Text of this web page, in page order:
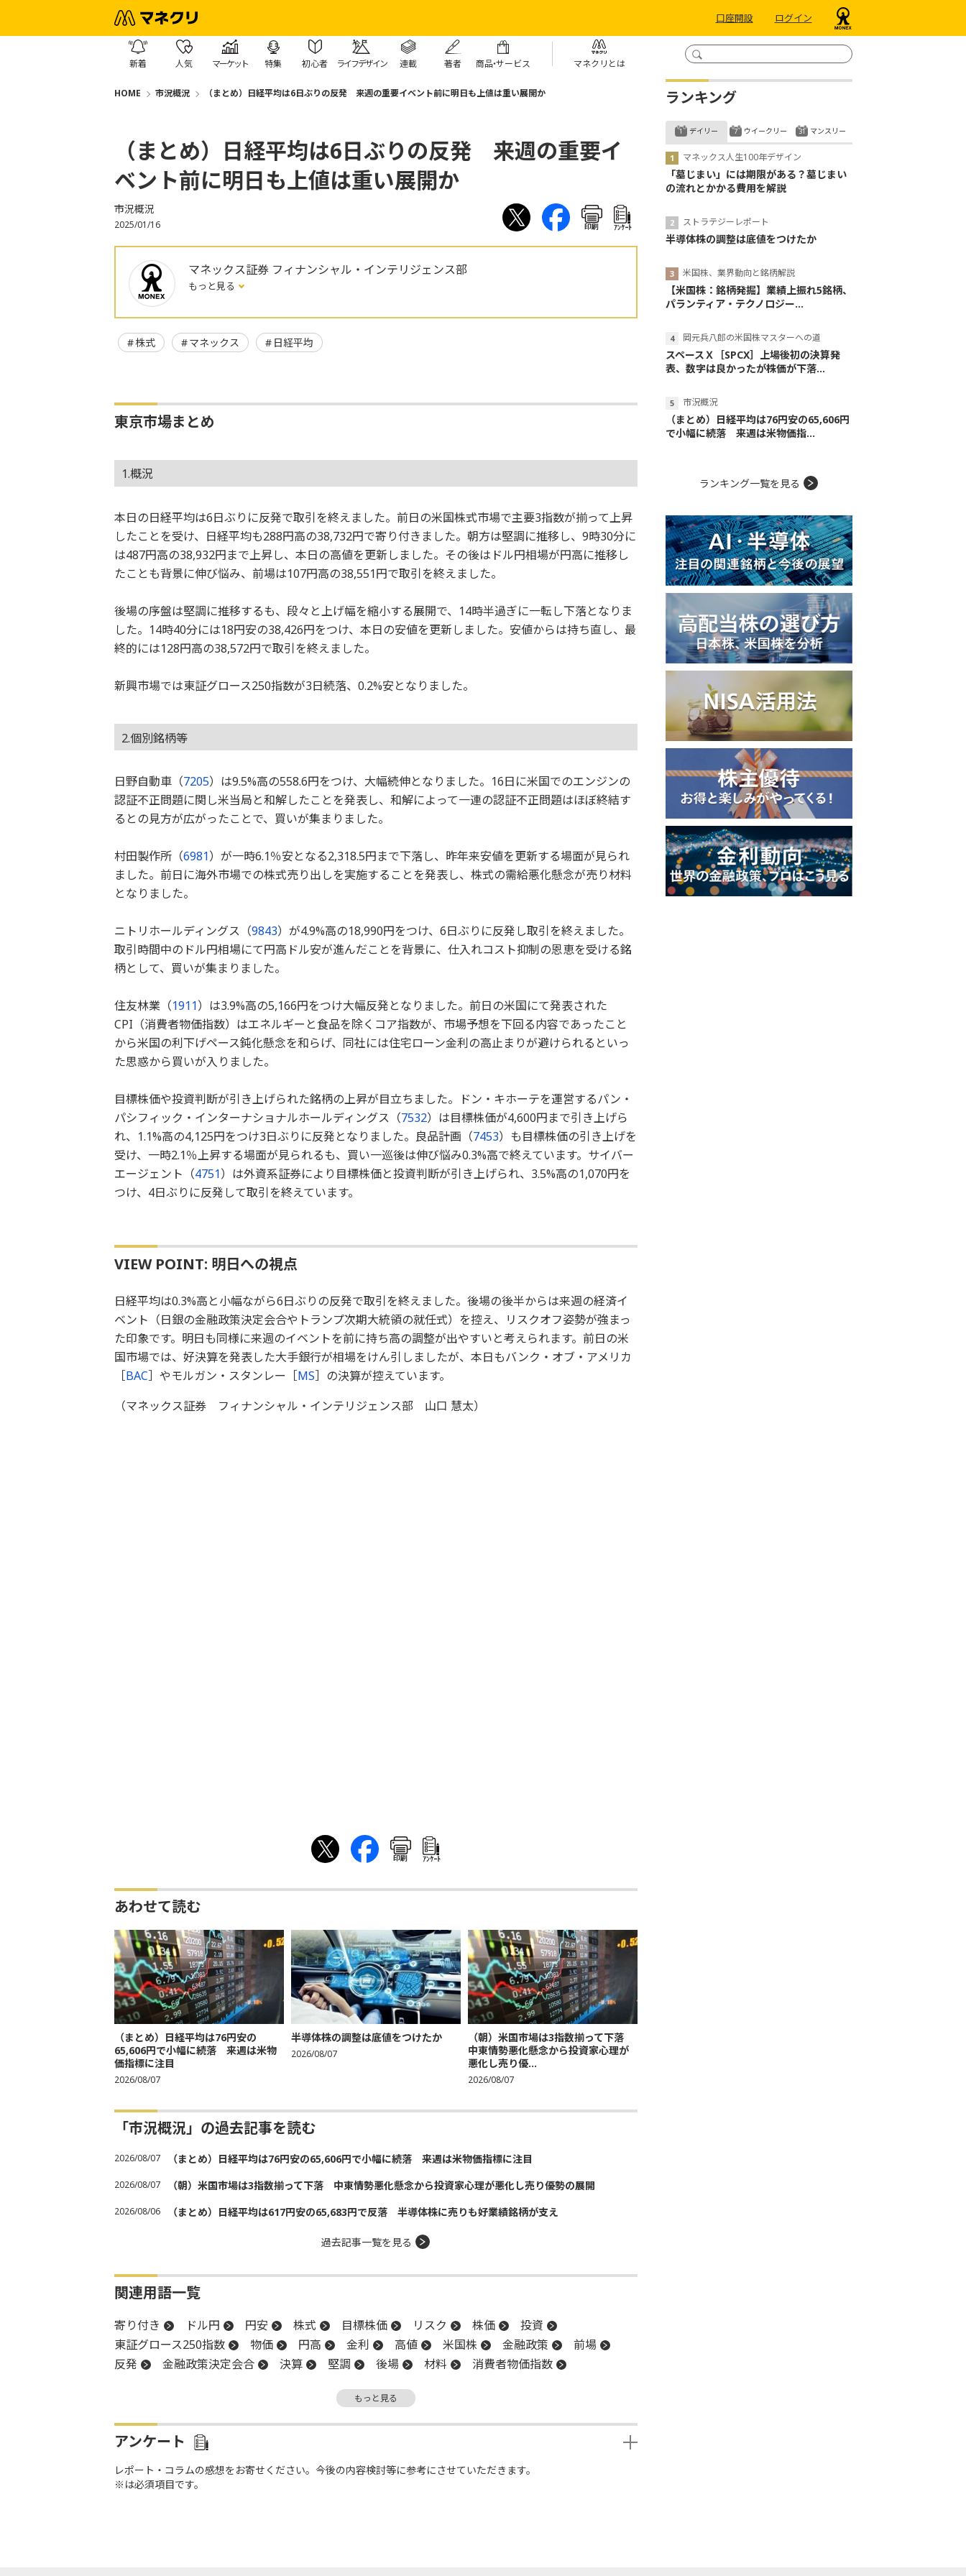
口座開設 ログイン
新着 人気 マーケット 特集 初心者 ライフデザイン 連載 著者 商品・サービス マネクリとは
HOME 市況概況 （まとめ）日経平均は6日ぶりの反発 来週の重要イベント前に明日も上値は重い展開か
（まとめ）日経平均は6日ぶりの反発 来週の重要イ
ベント前に明日も上値は重い展開か
市況概況
2025/01/16 印刷 ｱﾝｹｰﾄ
マネックス証券 フィナンシャル・インテリジェンス部
もっと見る
株式 マネックス 日経平均
東京市場まとめ
1.概況
本日の日経平均は6日ぶりに反発で取引を終えました。前日の米国株式市場で主要3指数が揃って上昇
したことを受け、日経平均も288円高の38,732円で寄り付きました。朝方は堅調に推移し、9時30分に
は487円高の38,932円まで上昇し、本日の高値を更新しました。その後はドル円相場が円高に推移し
たことも背景に伸び悩み、前場は107円高の38,551円で取引を終えました。
後場の序盤は堅調に推移するも、段々と上げ幅を縮小する展開で、14時半過ぎに一転し下落となりま
した。14時40分には18円安の38,426円をつけ、本日の安値を更新しました。安値からは持ち直し、最
終的には128円高の38,572円で取引を終えました。
新興市場では東証グロース250指数が3日続落、0.2%安となりました。
2.個別銘柄等
日野自動車（7205）は9.5%高の558.6円をつけ、大幅続伸となりました。16日に米国でのエンジンの
認証不正問題に関し米当局と和解したことを発表し、和解によって一連の認証不正問題はほぼ終結す
るとの見方が広がったことで、買いが集まりました。
村田製作所（6981）が一時6.1％安となる2,318.5円まで下落し、昨年来安値を更新する場面が見られ
ました。前日に海外市場での株式売り出しを実施することを発表し、株式の需給悪化懸念が売り材料
となりました。
ニトリホールディングス（9843）が4.9%高の18,990円をつけ、6日ぶりに反発し取引を終えました。
取引時間中のドル円相場にて円高ドル安が進んだことを背景に、仕入れコスト抑制の恩恵を受ける銘
柄として、買いが集まりました。
住友林業（1911）は3.9%高の5,166円をつけ大幅反発となりました。前日の米国にて発表された
CPI（消費者物価指数）はエネルギーと食品を除くコア指数が、市場予想を下回る内容であったこと
から米国の利下げペース鈍化懸念を和らげ、同社には住宅ローン金利の高止まりが避けられるといっ
た思惑から買いが入りました。
目標株価や投資判断が引き上げられた銘柄の上昇が目立ちました。ドン・キホーテを運営するパン・
パシフィック・インターナショナルホールディングス（7532）は目標株価が4,600円まで引き上げら
れ、1.1%高の4,125円をつけ3日ぶりに反発となりました。良品計画（7453）も目標株価の引き上げを
受け、一時2.1％上昇する場面が見られるも、買い一巡後は伸び悩み0.3%高で終えています。サイバー
エージェント（4751）は外資系証券により目標株価と投資判断が引き上げられ、3.5%高の1,070円を
つけ、4日ぶりに反発して取引を終えています。
VIEW POINT: 明日への視点
日経平均は0.3%高と小幅ながら6日ぶりの反発で取引を終えました。後場の後半からは来週の経済イ
ベント（日銀の金融政策決定会合やトランプ次期大統領の就任式）を控え、リスクオフ姿勢が強まっ
た印象です。明日も同様に来週のイベントを前に持ち高の調整が出やすいと考えられます。前日の米
国市場では、好決算を発表した大手銀行が相場をけん引しましたが、本日もバンク・オブ・アメリカ
［BAC］やモルガン・スタンレー［MS］の決算が控えています。
（マネックス証券 フィナンシャル・インテリジェンス部 山口 慧太）
印刷 ｱﾝｹｰﾄ
あわせて読む
（まとめ）日経平均は76円安の
65,606円で小幅に続落 来週は米物
価指標に注目
2026/08/07
半導体株の調整は底値をつけたか
2026/08/07
（朝）米国市場は3指数揃って下落
中東情勢悪化懸念から投資家心理が
悪化し売り優...
2026/08/07
「市況概況」の過去記事を読む
2026/08/07 （まとめ）日経平均は76円安の65,606円で小幅に続落 来週は米物価指標に注目
2026/08/07 （朝）米国市場は3指数揃って下落 中東情勢悪化懸念から投資家心理が悪化し売り優勢の展開
2026/08/06 （まとめ）日経平均は617円安の65,683円で反落 半導体株に売りも好業績銘柄が支え
過去記事一覧を見る
関連用語一覧
寄り付き ドル円 円安 株式 目標株価 リスク 株価
投資
東証グロース250指数
物価 円高 金利 高値 米国株 金融政策
前場
反発
金融政策決定会合 決算 堅調 後場 材料
消費者物価指数
もっと見る
アンケート
レポート・コラムの感想をお寄せください。今後の内容検討等に参考にさせていただきます。
※は必須項目です。
ランキング
デイリー
マネックス人生100年デザイン
「墓じまい」には期限がある？墓じまい
の流れとかかる費用を解説
ストラテジーレポート
半導体株の調整は底値をつけたか
米国株、業界動向と銘柄解説
【米国株：銘柄発掘】業績上振れ5銘柄、
パランティア・テクノロジー...
岡元兵八郎の米国株マスターへの道
スペースＸ［SPCX］上場後初の決算発
表、数字は良かったが株価が下落...
市況概況
（まとめ）日経平均は76円安の65,606円
で小幅に続落 来週は米物価指...
ウイークリー マンスリー
ランキング一覧を見る